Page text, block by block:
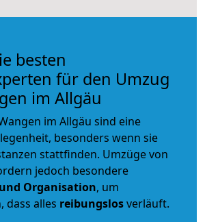
besten
für den Umzug
im Allgäu
im Allgäu sind eine
besonders wenn sie
stattfinden. Umzüge von
jedoch besondere
Organisation, um
dass alles reibungslosverläuft.